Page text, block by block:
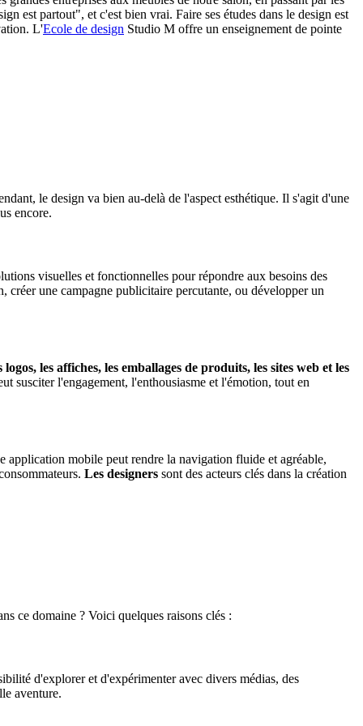
est partout", et c'est bien vrai. Faire ses études dans le design est
L'Ecole de design Studio M offre un enseignement de pointe
le design va bien au-delà de l'aspect esthétique. Il s'agit d'une
encore.
visuelles et fonctionnelles pour répondre aux besoins des
une campagne publicitaire percutante, ou développer un
logos, les affiches, les emballages de produits, les sites web et les
susciter l'engagement, l'enthousiasme et l'émotion, tout en
application mobile peut rendre la navigation fluide et agréable,
Les designers sont des acteurs clés dans la création
ce domaine ? Voici quelques raisons clés :
d'explorer et d'expérimenter avec divers médias, des
aventure.